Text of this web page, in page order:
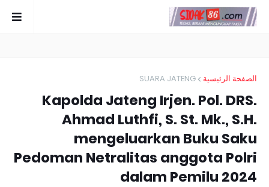
الصفحة الرئيسية SUARA JATENG
Kapolda Jateng Irjen. Pol. DRS.
Ahmad Luthfi, S. St. Mk., S.H.
mengeluarkan Buku Saku
Pedoman Netralitas anggota Polri
dalam Pemilu 2024